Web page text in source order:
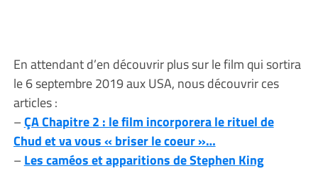
En attendant d’en découvrir plus sur le film qui sortira
le 6 septembre 2019 aux USA, nous découvrir ces
articles :
–ÇA Chapitre 2 : le film incorporera le rituel de
Chud et va vous « briser le coeur »…
–Les caméos et apparitions de Stephen King